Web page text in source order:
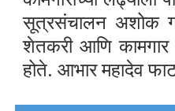
सूत्रसंचालन अशोक
शेतकरी आणि
होते. आभार महादेव